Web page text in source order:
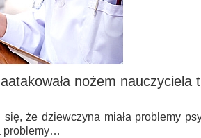
nożem nauczyciela
że dziewczyna miała problemy
problemy…